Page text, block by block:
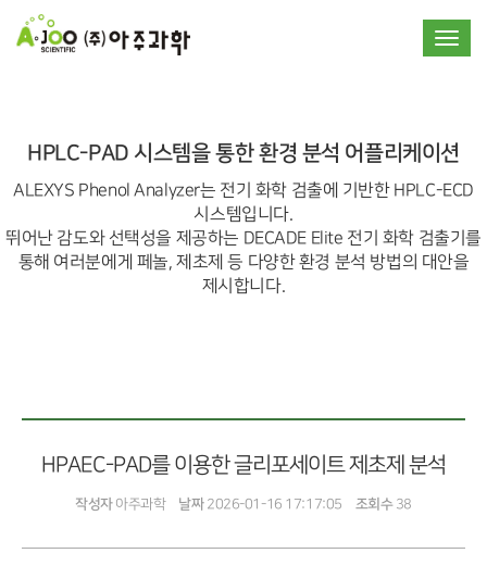
HPLC-PAD 시스템을 통한 환경 분석 어플리케이션
ALEXYS Phenol Analyzer는 전기 화학 검출에 기반한 HPLC-ECD
시스템입니다.
뛰어난 감도와 선택성을 제공하는 DECADE Elite 전기 화학 검출기를
통해 여러분에게 페놀, 제초제 등 다양한 환경 분석 방법의 대안을
제시합니다.
HPAEC-PAD를 이용한 글리포세이트 제초제 분석
작성자아주과학 날짜2026-01-16 17:17:05 조회수38